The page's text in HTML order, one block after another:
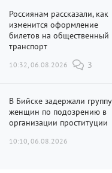
Россиянам рассказали, как
изменится оформление
билетов на общественный
транспорт
10:32, 06.08.2026 3
В Бийске задержали группу
женщин по подозрению в
организации проституции
10:10, 06.08.2026